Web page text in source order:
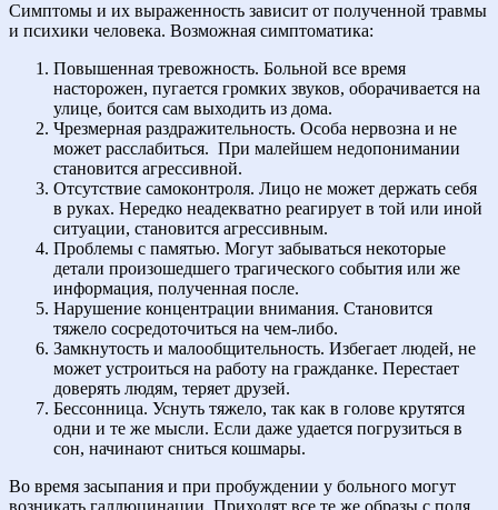
Симптомы и их выраженность зависит от полученной травмы
и психики человека. Возможная симптоматика:
Повышенная тревожность. Больной все время
насторожен, пугается громких звуков, оборачивается на
улице, боится сам выходить из дома.
Чрезмерная раздражительность. Особа нервозна и не
может расслабиться. При малейшем недопонимании
становится агрессивной.
Отсутствие самоконтроля. Лицо не может держать себя
в руках. Нередко неадекватно реагирует в той или иной
ситуации, становится агрессивным.
Проблемы с памятью. Могут забываться некоторые
детали произошедшего трагического события или же
информация, полученная после.
Нарушение концентрации внимания. Становится
тяжело сосредоточиться на чем-либо.
Замкнутость и малообщительность. Избегает людей, не
может устроиться на работу на гражданке. Перестает
доверять людям, теряет друзей.
Бессонница. Уснуть тяжело, так как в голове крутятся
одни и те же мысли. Если даже удается погрузиться в
сон, начинают сниться кошмары.
Во время засыпания и при пробуждении у больного могут
возникать галлюцинации. Приходят все те же образы с поля